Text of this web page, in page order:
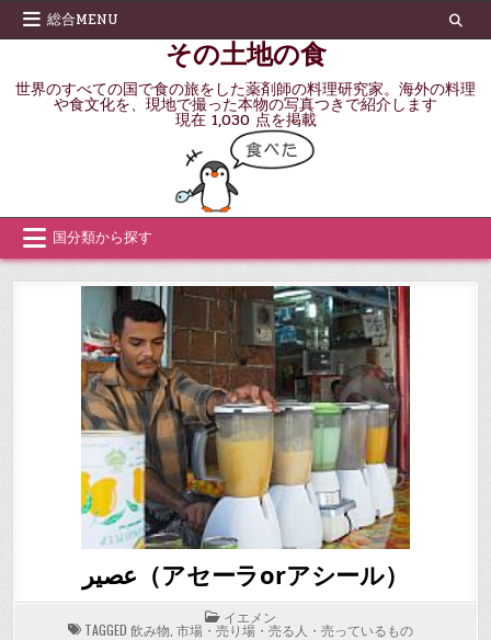
Skip
総合MENU
その土地の食
世界のすべての国で食の旅をした薬剤師の料理研究家。海外の料理
や食文化を、現地で撮った本物の写真つきで紹介します
現在 1,030 点を掲載
国分類から探す
عصير（アセーラorアシール）
POSTED
IN
イエメン
TAGGED 飲み物 市場・売り場・売る人・売っているもの